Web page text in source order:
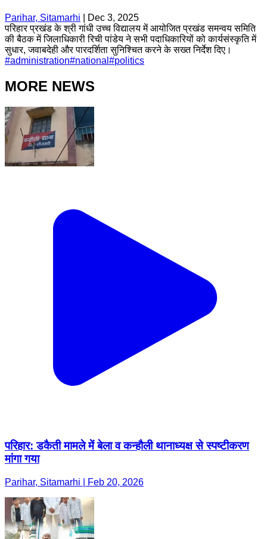
Parihar, Sitamarhi
Dec 3, 2025
परिहार प्रखंड के श्री गांधी उच्च विद्यालय में आयोजित प्रखंड समन्वय समिति
की बैठक में जिलाधिकारी रिची पांडेय ने सभी पदाधिकारियों को कार्यसंस्कृति में
सुधार, जवाबदेही और पारदर्शिता सुनिश्चित करने के सख्त निर्देश दिए।
#administration#national #politics
MORE NEWS
परिहार: डकैती मामले में बेला व कन्हौली थानाध्यक्ष से स्पष्टीकरण
मांगा गया
Parihar, Sitamarhi | Feb 20, 2026